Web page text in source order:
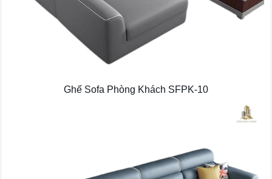
Ghế Sofa Phòng Khách SFPK-10